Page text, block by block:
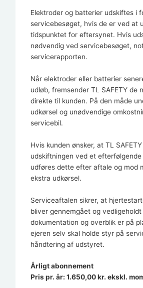
Elektroder og batterier udskiftes i
servicebesøget, hvis de er ved at
tidspunktet for eftersynet. Hvis
nødvendig ved servicebesøget,
servicerapporten.
Når elektroder eller batterier
udløb, fremsender TL SAFETY de
direkte til kunden. På den måde
udkørsel og unødvendige
servicebil.
Hvis kunden ønsker, at TL
udskiftningen ved et
udføres dette efter aftale og mod
ekstra udkørsel.
Serviceaftalen sikrer, at
bliver gennemgået og
dokumentation og overblik er på
ejeren selv skal holde styr på
håndtering af udstyret.
Årligt abonnement
Pris pr. år: 1.650,00 kr. ekskl.